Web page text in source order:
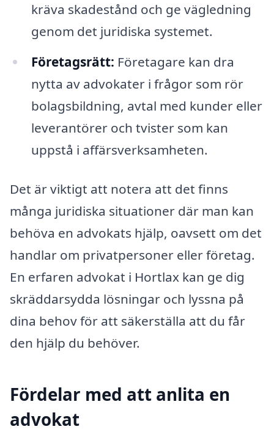
kräva skadestånd och ge vägledning
genom det juridiska systemet.
Företagsrätt: Företagare kan dra
nytta av advokater i frågor som rör
bolagsbildning, avtal med kunder eller
leverantörer och tvister som kan
uppstå i affärsverksamheten.
Det är viktigt att notera att det finns
många juridiska situationer där man kan
behöva en advokats hjälp, oavsett om det
handlar om privatpersoner eller företag.
En erfaren advokat i Hortlax kan ge dig
skräddarsydda lösningar och lyssna på
dina behov för att säkerställa att du får
den hjälp du behöver.
Fördelar med att anlita en
advokat